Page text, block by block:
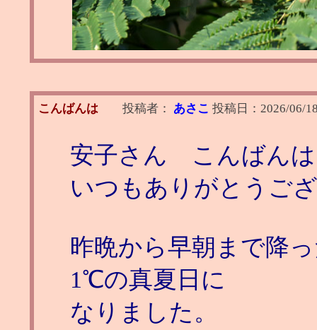
こんばんは 投稿者： あさこ 投稿日： 2026/06/
安子さん こんばんは
いつもありがとうご
昨晩から早朝まで降
1℃の真夏日に
なりました。